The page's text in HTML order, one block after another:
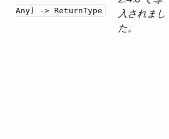
Any) -> ReturnType
入されまし
た。